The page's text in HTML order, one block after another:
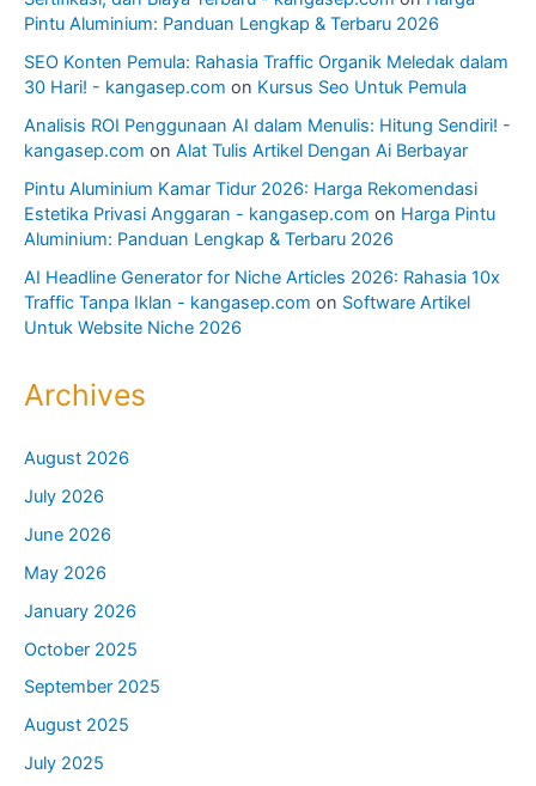
Pintu Aluminium: Panduan Lengkap & Terbaru 2026
SEO Konten Pemula: Rahasia Traffic Organik Meledak dalam
30 Hari! - kangasep.com on Kursus Seo Untuk Pemula
Analisis ROI Penggunaan AI dalam Menulis: Hitung Sendiri! -
kangasep.com on Alat Tulis Artikel Dengan Ai Berbayar
Pintu Aluminium Kamar Tidur 2026: Harga Rekomendasi
Estetika Privasi Anggaran - kangasep.com on Harga Pintu
Aluminium: Panduan Lengkap & Terbaru 2026
AI Headline Generator for Niche Articles 2026: Rahasia 10x
Traffic Tanpa Iklan - kangasep.com on Software Artikel
Untuk Website Niche 2026
Archives
August 2026
July 2026
June 2026
May 2026
January 2026
October 2025
September 2025
August 2025
July 2025